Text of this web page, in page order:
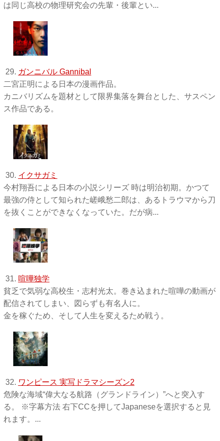
は同じ高校の物理研究会の先輩・後輩とい...
29. ガンニバル Gannibal
二宮正明による日本の漫画作品。
カニバリズムを題材として限界集落を舞台とした、サスペン
ス作品である。
30. イクサガミ
今村翔吾による日本の小説シリーズ 時は明治初期。かつて
最強の侍として知られた嵯峨愁二郎は、あるトラウマから刀
を抜くことができなくなっていた。だが病...
31. 喧嘩独学
貧乏で気弱な高校生・志村光太。巻き込まれた喧嘩の動画が
配信されてしまい、図らずも有名人に。
金を稼ぐため、そして人生を変えるため戦う。
32. ワンピース 実写ドラマシーズン2
危険な海域“偉大なる航路（グランドライン）”へと突入す
る。 ※字幕方法 右下CCを押してJapaneseを選択すると見
れます。...